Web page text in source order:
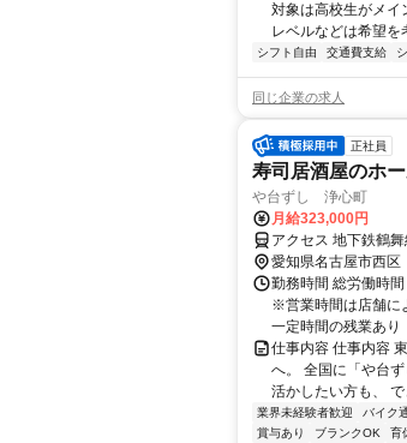
対象は高校生がメイ
レベルなどは希望を
シフト自由 交通費支給
同じ企業の求人
正社員
寿司居酒屋のホ
や台ずし 浄心町
月給323,000円
アクセス 地下鉄鶴
愛知県名古屋市西区
勤務時間 総労働時
※営業時間は店舗に
一定時間の残業あり
仕事内容 仕事内容
へ。 全国に「や台
活かしたい方も、
業界未経験者歓迎 バイク
賞与あり
ブランクOK 育